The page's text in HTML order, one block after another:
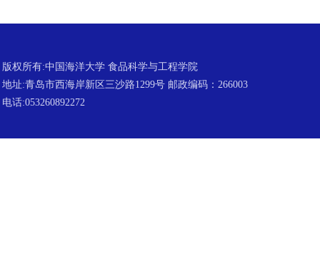
版权所有:中国海洋大学 食品科学与工程学院
地址:青岛市西海岸新区三沙路1299号 邮政编码：266003
电话:053260892272